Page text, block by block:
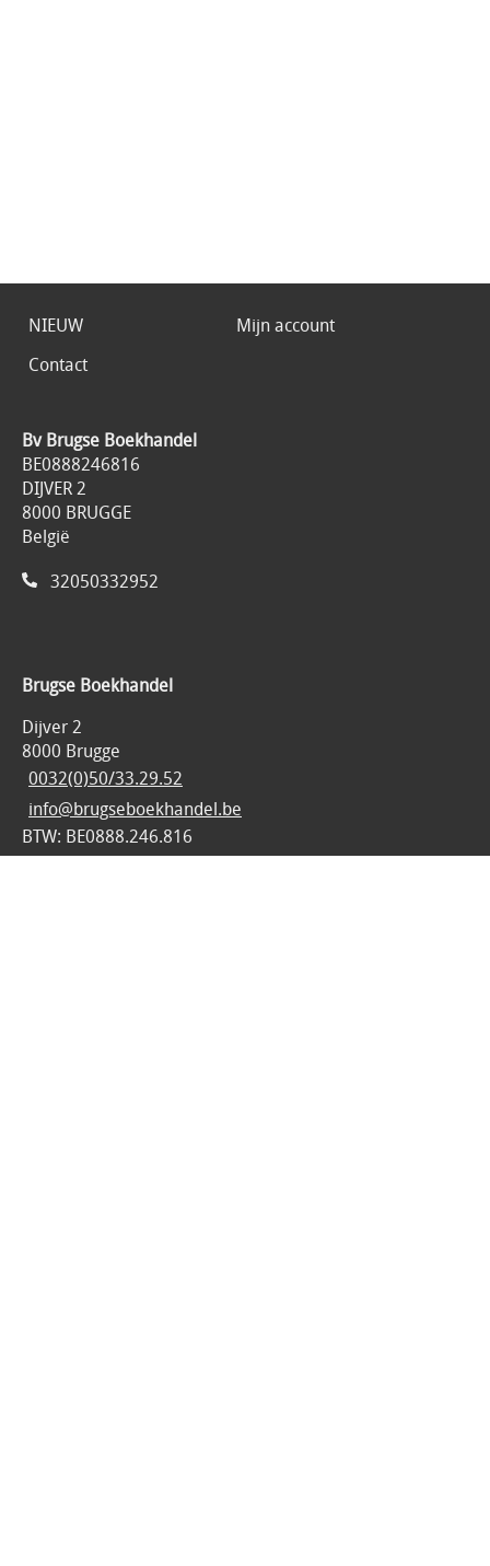
NIEUW
Mijn account
Contact
Bv Brugse Boekhandel
BE0888246816
DIJVER 2
8000 BRUGGE
België
32050332952
Brugse Boekhandel
Dijver 2
8000 Brugge
0032(0)50/33.29.52
info@brugseboekhandel.be
BTW: BE0888.246.816